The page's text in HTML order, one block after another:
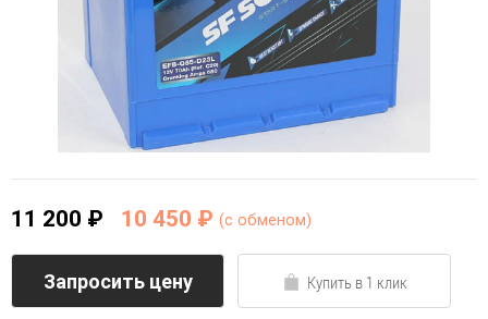
11 200 ₽ 10 450 ₽ (c обменом)
Запросить цену Купить в 1 клик